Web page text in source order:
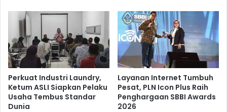
a
r
o
t
,
S
o
Perkuat Industri Laundry,
Ketum ASLI Siapkan Pelaku
Usaha Tembus Standar
Dunia
Layanan Internet Tumbuh
Pesat, PLN Icon Plus Raih
Penghargaan SBBI Awards
2026